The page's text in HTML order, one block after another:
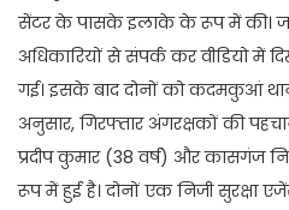
सेंटर के पासके इलाके के रूप में की।
अधिकारियों से संपर्क कर वीडियो में
गई। इसके बाद दोनों को कदमकुआं
अनुसार, गिरफ्तार अंगरक्षकों की
प्रदीप कुमार (38 वर्ष) और कासगंज
रूप में हुई है। दोनों एक निजी सुरक्षा